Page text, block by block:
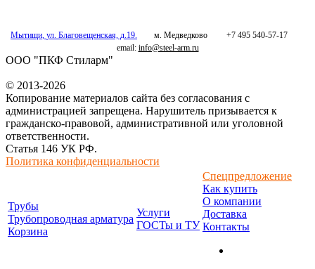
Мытищи, ул. Благовещенская, д.19. м. Медведково
+7 495 540-57-17
email: info@steel-arm.ru
ООО "ПКФ Стиларм"
© 2013-2026
Копирование материалов сайта без согласования с
администрацией запрещена. Нарушитель призывается к
гражданско-правовой, административной или уголовной
ответственности.
Статья 146 УК РФ.
Политика конфиденциальности
Трубы
Трубопроводная арматура
Корзина
Услуги
ГОСТы и ТУ
Спецпредложение
Как купить
О компании
Доставка
Контакты